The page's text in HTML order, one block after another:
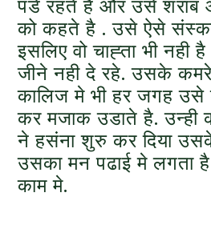
को कहते है . उसे ऐसे
इसलिए वो चाह्ता भी नही
जीने नही दे रहे. उसके
कालिज मे भी हर जगह
कर मजाक उडाते है. उन्ही
ने हसंना शुरु कर दिया
उसका मन पढाई मे लगता
काम मे.